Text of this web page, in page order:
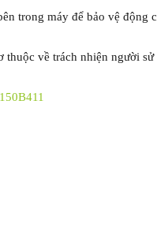
trong máy để bảo vệ động
về trách nhiện người sử